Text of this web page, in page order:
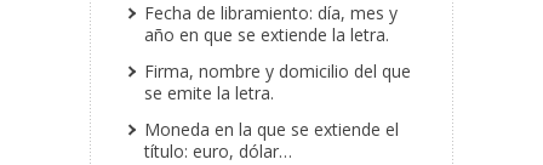
Fecha de libramiento: día, mes y
año en que se extiende la letra.
Firma, nombre y domicilio del que
se emite la letra.
Moneda en la que se extiende el
título: euro, dólar…